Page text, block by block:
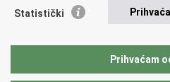
Zaklada policijske solidarnosti
Udruge
Statistički
Prihvaćam